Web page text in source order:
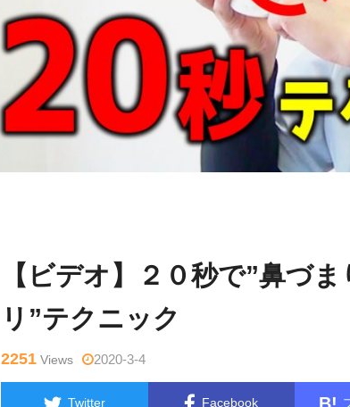
【ビデオ】２０秒で”鼻づ
リ”テクニック
2251 Views 2020-3-4
Twitter Facebook